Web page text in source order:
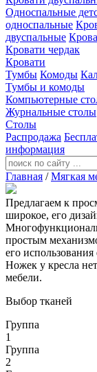
Односпальные
односпальные
двуспальные
Кровати чердак
Кровати
Тумбы Комоды
Тумбы и комоды
Компьютерные
Журнальные столы
Столы
Распродажа
информация
Главная /Мягкая
Предлагаем к
широкое, его
простым
его использования
Ножек у кресла
мебели.
Выбор тканей
Группа
1
Группа
2